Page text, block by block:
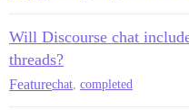
Will Discourse chat
threads?
Featurechat, completed